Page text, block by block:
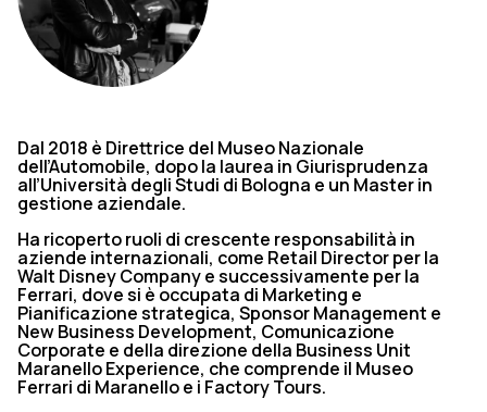
Dal 2018 è Direttrice del Museo Nazionale
dell’Automobile, dopo la laurea in Giurisprudenza
all’Università degli Studi di Bologna e un Master in
gestione aziendale.
Ha ricoperto ruoli di crescente responsabilità in
aziende internazionali, come Retail Director per la
Walt Disney Company e successivamente per la
Ferrari, dove si è occupata di Marketing e
Pianificazione strategica, Sponsor Management e
New Business Development, Comunicazione
Corporate e della direzione della Business Unit
Maranello Experience, che comprende il Museo
Ferrari di Maranello e i Factory Tours.